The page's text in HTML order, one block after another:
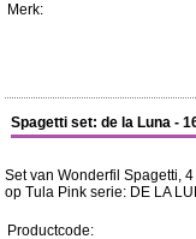
Merk:
Spagetti set: de la Luna -
Set van Wonderfil Spagetti,
op Tula Pink serie: DE LA
Productcode: